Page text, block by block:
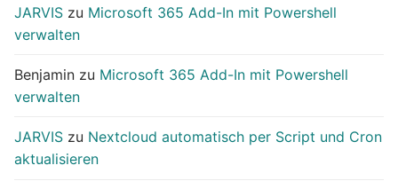
JARVIS zu Microsoft 365 Add-In mit Powershell
verwalten
Benjamin zu Microsoft 365 Add-In mit Powershell
verwalten
JARVIS zu Nextcloud automatisch per Script und Cron
aktualisieren